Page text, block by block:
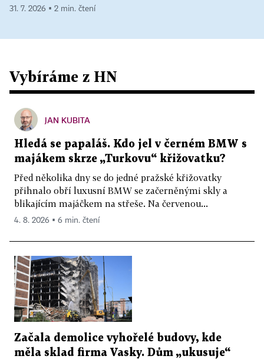
31. 7. 2026 ▪ 2 min. čtení
Vybíráme z HN
JAN KUBITA
Hledá se papaláš. Kdo jel v černém BMW s
majákem skrze „Turkovu“ křižovatku?
Před několika dny se do jedné pražské křižovatky
přihnalo obří luxusní BMW se začerněnými skly a
blikajícím majáčkem na střeše. Na červenou...
4. 8. 2026 ▪ 6 min. čtení
Začala demolice vyhořelé budovy, kde
měla sklad firma Vasky. Dům „ukusuje“